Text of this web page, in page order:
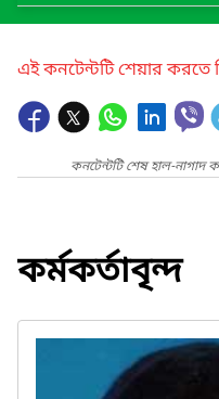
এই কনটেন্টটি শেয়ার
কনটেন্টটি শেষ হাল-
কর্মকর্তাবৃন্দ